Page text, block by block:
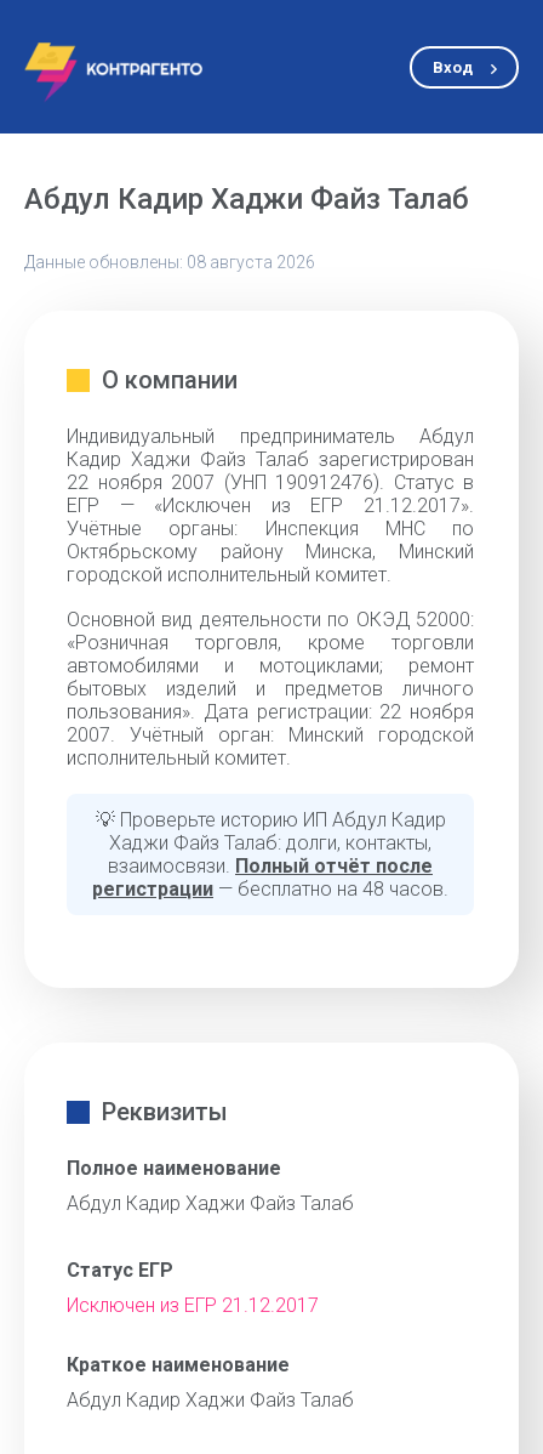
Вход
Абдул Кадир Хаджи Файз Талаб
Данные обновлены: 08 августа 2026
О компании
Индивидуальный предприниматель Абдул
Кадир Хаджи Файз Талаб зарегистрирован
22 ноября 2007 (УНП 190912476). Статус в
ЕГР — «Исключен из ЕГР 21.12.2017».
Учётные органы: Инспекция МНС по
Октябрьскому району Минска, Минский
городской исполнительный комитет.
Основной вид деятельности по ОКЭД 52000:
«Розничная торговля, кроме торговли
автомобилями и мотоциклами; ремонт
бытовых изделий и предметов личного
пользования». Дата регистрации: 22 ноября
2007. Учётный орган: Минский городской
исполнительный комитет.
💡 Проверьте историю ИП Абдул Кадир
Хаджи Файз Талаб: долги, контакты,
взаимосвязи. Полный отчёт после
регистрации — бесплатно на 48 часов.
Реквизиты
Полное наименование
Абдул Кадир Хаджи Файз Талаб
Статус ЕГР
Исключен из ЕГР 21.12.2017
Краткое наименование
Абдул Кадир Хаджи Файз Талаб